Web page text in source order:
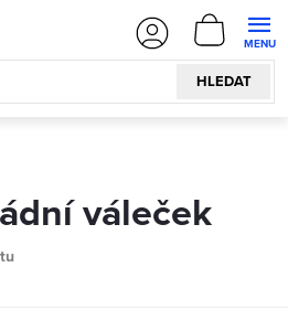
HLEDAT
KOŠÍK
váleček